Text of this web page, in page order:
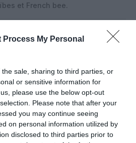
Process My Personal
sale, sharing to third parties, or
or sensitive information for
please use the below opt-out
Please note that after your
you may continue seeing
on personal information utilized by
disclosed to third parties prior to
et French bee.